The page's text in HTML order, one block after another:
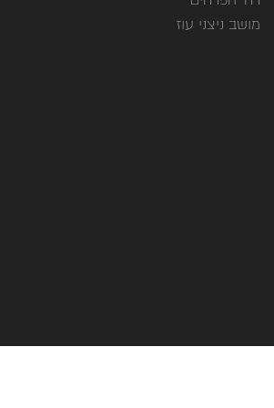
מושב ניצני עוז